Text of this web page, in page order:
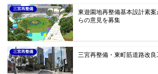
三宮再整備
東遊園地再整備基本設計素
らの意見を募集
三宮再整備 三宮再整備・東町筋道路改